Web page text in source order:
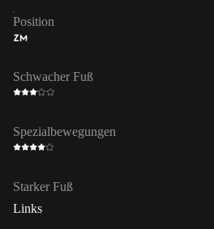
Position
ZM
Schwacher Fuß
Spezialbewegungen
Starker Fuß
Links